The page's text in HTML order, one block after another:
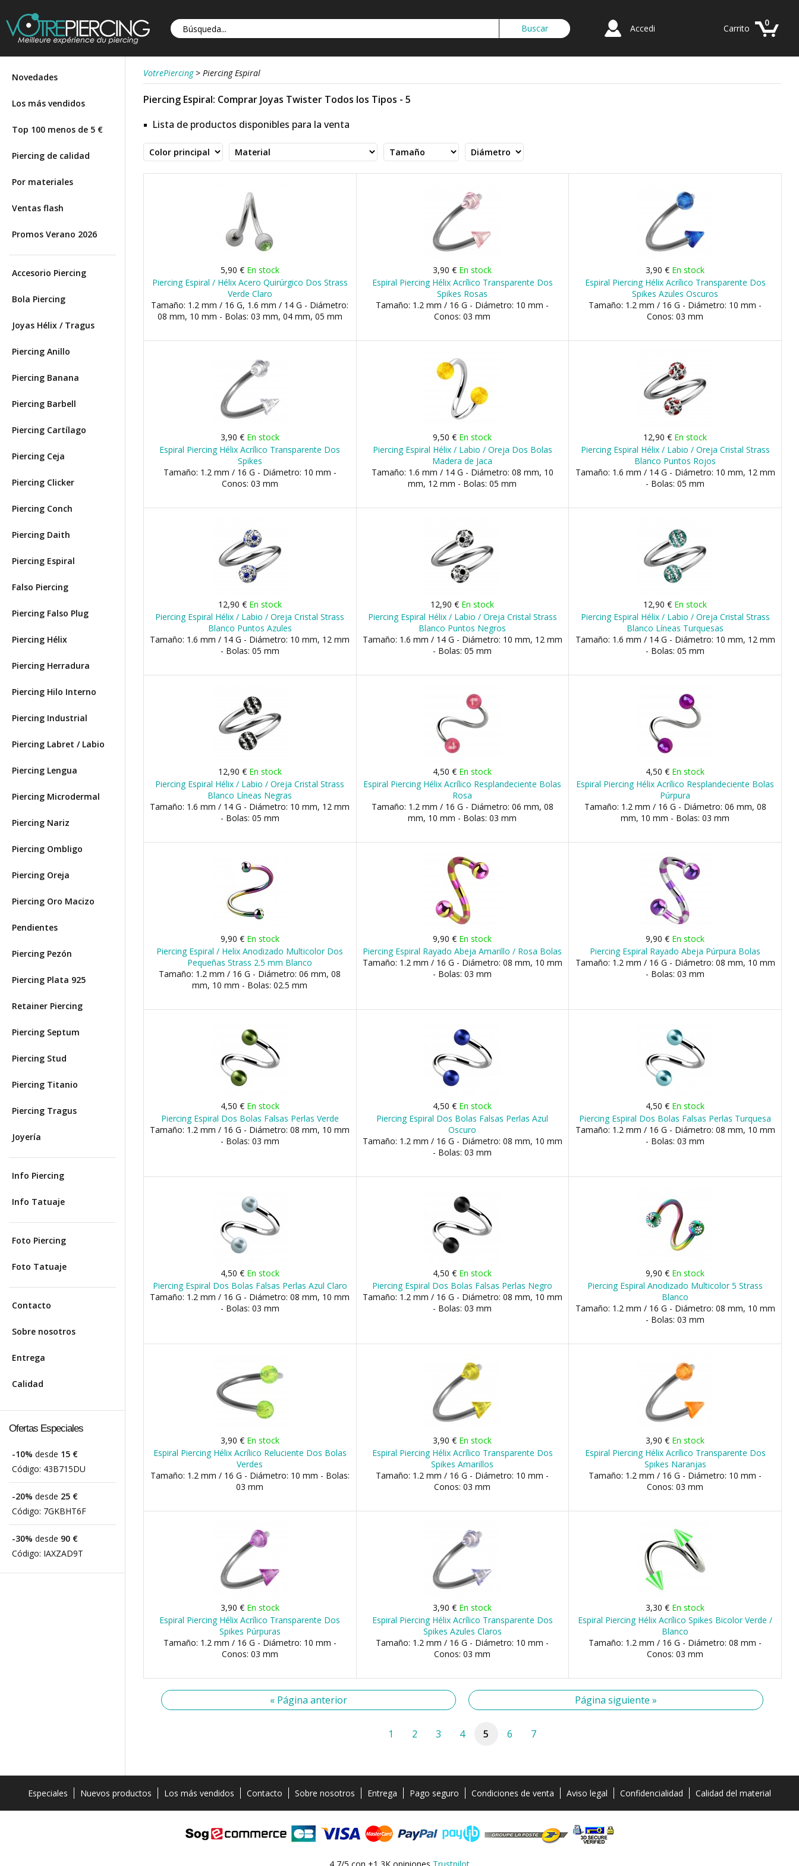
Accedi
0
Carrito
Novedades
Los más vendidos
Top 100 menos de 5 €
Piercing de calidad
Por materiales
Ventas flash
Promos Verano 2026
Accesorio Piercing
Bola Piercing
Joyas Hélix / Tragus
Piercing Anillo
Piercing Banana
Piercing Barbell
Piercing Cartílago
Piercing Ceja
Piercing Clicker
Piercing Conch
Piercing Daith
Piercing Espiral
Falso Piercing
Piercing Falso Plug
Piercing Hélix
Piercing Herradura
Piercing Hilo Interno
Piercing Industrial
Piercing Labret / Labio
Piercing Lengua
Piercing Microdermal
Piercing Nariz
Piercing Ombligo
Piercing Oreja
Piercing Oro Macizo
Pendientes
Piercing Pezón
Piercing Plata 925
Retainer Piercing
Piercing Septum
Piercing Stud
Piercing Titanio
Piercing Tragus
Joyería
Info Piercing
Info Tatuaje
Foto Piercing
Foto Tatuaje
Contacto
Sobre nosotros
Entrega
Calidad
Ofertas Especiales
-10% desde 15 €
Código: 43B715DU
-20% desde 25 €
Código: 7GKBHT6F
-30% desde 90 €
Código: IAXZAD9T
VotrePiercing > Piercing Espiral
Piercing Espiral: Comprar Joyas Twister Todos los Tipos - 5
Lista de productos disponibles para la venta
5,90 € En stock
Piercing Espiral / Hélix Acero Quirúrgico Dos Strass
Verde Claro
Tamaño: 1.2 mm / 16 G, 1.6 mm / 14 G - Diámetro:
08 mm, 10 mm - Bolas: 03 mm, 04 mm, 05 mm
3,90 € En stock
Espiral Piercing Hélix Acrílico Transparente Dos
Spikes Rosas
Tamaño: 1.2 mm / 16 G - Diámetro: 10 mm -
Conos: 03 mm
3,90 € En stock
Espiral Piercing Hélix Acrílico Transparente Dos
Spikes Azules Oscuros
Tamaño: 1.2 mm / 16 G - Diámetro: 10 mm -
Conos: 03 mm
3,90 € En stock
Espiral Piercing Hélix Acrílico Transparente Dos
Spikes
Tamaño: 1.2 mm / 16 G - Diámetro: 10 mm -
Conos: 03 mm
9,50 € En stock
Piercing Espiral Hélix / Labio / Oreja Dos Bolas
Madera de Jaca
Tamaño: 1.6 mm / 14 G - Diámetro: 08 mm, 10
mm, 12 mm - Bolas: 05 mm
12,90 € En stock
Piercing Espiral Hélix / Labio / Oreja Cristal Strass
Blanco Puntos Rojos
Tamaño: 1.6 mm / 14 G - Diámetro: 10 mm, 12 mm
- Bolas: 05 mm
12,90 € En stock
Piercing Espiral Hélix / Labio / Oreja Cristal Strass
Blanco Puntos Azules
Tamaño: 1.6 mm / 14 G - Diámetro: 10 mm, 12 mm
- Bolas: 05 mm
12,90 € En stock
Piercing Espiral Hélix / Labio / Oreja Cristal Strass
Blanco Puntos Negros
Tamaño: 1.6 mm / 14 G - Diámetro: 10 mm, 12 mm
- Bolas: 05 mm
12,90 € En stock
Piercing Espiral Hélix / Labio / Oreja Cristal Strass
Blanco Líneas Turquesas
Tamaño: 1.6 mm / 14 G - Diámetro: 10 mm, 12 mm
- Bolas: 05 mm
12,90 € En stock
Piercing Espiral Hélix / Labio / Oreja Cristal Strass
Blanco Líneas Negras
Tamaño: 1.6 mm / 14 G - Diámetro: 10 mm, 12 mm
- Bolas: 05 mm
4,50 € En stock
Espiral Piercing Hélix Acrílico Resplandeciente Bolas
Rosa
Tamaño: 1.2 mm / 16 G - Diámetro: 06 mm, 08
mm, 10 mm - Bolas: 03 mm
4,50 € En stock
Espiral Piercing Hélix Acrílico Resplandeciente Bolas
Púrpura
Tamaño: 1.2 mm / 16 G - Diámetro: 06 mm, 08
mm, 10 mm - Bolas: 03 mm
9,90 € En stock
Piercing Espiral / Helix Anodizado Multicolor Dos
Pequeñas Strass 2.5 mm Blanco
Tamaño: 1.2 mm / 16 G - Diámetro: 06 mm, 08
mm, 10 mm - Bolas: 02.5 mm
9,90 € En stock
Piercing Espiral Rayado Abeja Amarillo / Rosa Bolas
Tamaño: 1.2 mm / 16 G - Diámetro: 08 mm, 10 mm
- Bolas: 03 mm
9,90 € En stock
Piercing Espiral Rayado Abeja Púrpura Bolas
Tamaño: 1.2 mm / 16 G - Diámetro: 08 mm, 10 mm
- Bolas: 03 mm
4,50 € En stock
Piercing Espiral Dos Bolas Falsas Perlas Verde
Tamaño: 1.2 mm / 16 G - Diámetro: 08 mm, 10 mm
- Bolas: 03 mm
4,50 € En stock
Piercing Espiral Dos Bolas Falsas Perlas Azul
Oscuro
Tamaño: 1.2 mm / 16 G - Diámetro: 08 mm, 10 mm
- Bolas: 03 mm
4,50 € En stock
Piercing Espiral Dos Bolas Falsas Perlas Turquesa
Tamaño: 1.2 mm / 16 G - Diámetro: 08 mm, 10 mm
- Bolas: 03 mm
4,50 € En stock
Piercing Espiral Dos Bolas Falsas Perlas Azul Claro
Tamaño: 1.2 mm / 16 G - Diámetro: 08 mm, 10 mm
- Bolas: 03 mm
4,50 € En stock
Piercing Espiral Dos Bolas Falsas Perlas Negro
Tamaño: 1.2 mm / 16 G - Diámetro: 08 mm, 10 mm
- Bolas: 03 mm
9,90 € En stock
Piercing Espiral Anodizado Multicolor 5 Strass
Blanco
Tamaño: 1.2 mm / 16 G - Diámetro: 08 mm, 10 mm
- Bolas: 03 mm
3,90 € En stock
Espiral Piercing Hélix Acrílico Reluciente Dos Bolas
Verdes
Tamaño: 1.2 mm / 16 G - Diámetro: 10 mm - Bolas:
03 mm
3,90 € En stock
Espiral Piercing Hélix Acrílico Transparente Dos
Spikes Amarillos
Tamaño: 1.2 mm / 16 G - Diámetro: 10 mm -
Conos: 03 mm
3,90 € En stock
Espiral Piercing Hélix Acrílico Transparente Dos
Spikes Naranjas
Tamaño: 1.2 mm / 16 G - Diámetro: 10 mm -
Conos: 03 mm
3,90 € En stock
Espiral Piercing Hélix Acrílico Transparente Dos
Spikes Púrpuras
Tamaño: 1.2 mm / 16 G - Diámetro: 10 mm -
Conos: 03 mm
3,90 € En stock
Espiral Piercing Hélix Acrílico Transparente Dos
Spikes Azules Claros
Tamaño: 1.2 mm / 16 G - Diámetro: 10 mm -
Conos: 03 mm
3,30 € En stock
Espiral Piercing Hélix Acrílico Spikes Bicolor Verde /
Blanco
Tamaño: 1.2 mm / 16 G - Diámetro: 08 mm -
Conos: 03 mm
« Página anterior Página siguiente »
1 2 3 4 5 6 7
Especiales Nuevos productos Los más vendidos Contacto Sobre nosotros Entrega Pago seguro Condiciones de venta Aviso legal Confidencialidad Calidad del material